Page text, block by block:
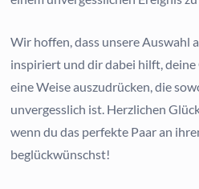
Wir hoffen, dass unsere Auswahl
inspiriert und dir dabei hilft,
eine Weise auszudrücken, die
unvergesslich ist. Herzlichen
wenn du das perfekte Paar an
beglückwünschst!